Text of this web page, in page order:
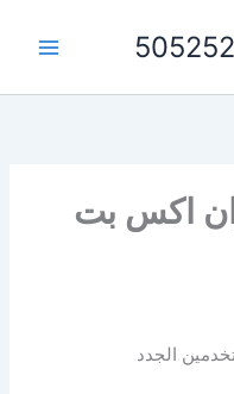
اكس بت
الجدد